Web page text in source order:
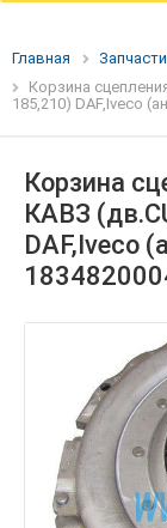
Главная
Корзина
185,210) DAF,Iveco
Корзина
КАВЗ
DAF,Iveco